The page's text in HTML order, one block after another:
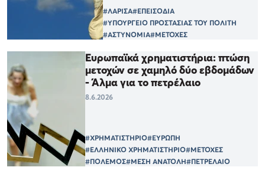
#ΛΑΡΙΣΑ#ΕΠΕΙΣΟΔΙΑ
#ΥΠΟΥΡΓΕΙΟ ΠΡΟΣΤΑΣΙΑΣ ΤΟΥ ΠΟΛΙΤΗ
#ΑΣΤΥΝΟΜΙΑ#ΜΕΤΟΧΕΣ
Ευρωπαϊκά χρηματιστήρια: πτώση
μετοχών σε χαμηλό δύο εβδομάδων
- Άλμα για το πετρέλαιο
8.6.2026
#ΧΡΗΜΑΤΙΣΤΗΡΙΟ#ΕΥΡΩΠΗ
#ΕΛΛΗΝΙΚΟ ΧΡΗΜΑΤΙΣΤΗΡΙΟ#ΜΕΤΟΧΕΣ
#ΠΟΛΕΜΟΣ#ΜΕΣΗ ΑΝΑΤΟΛΗ#ΠΕΤΡΕΛΑΙΟ